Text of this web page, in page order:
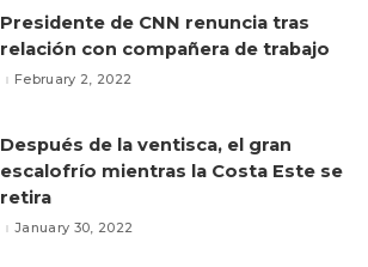
Presidente de CNN renuncia tras
relación con compañera de trabajo
February 2, 2022
Después de la ventisca, el gran
escalofrío mientras la Costa Este se
retira
January 30, 2022